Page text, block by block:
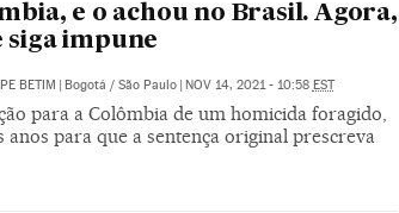
e o achou no Brasil. Agora,
siga impune
BETIM Bogotá / São Paulo NOV 14, 2021 - 10:58 EST
para a Colômbia de um homicida foragido,
para que a sentença original prescreva